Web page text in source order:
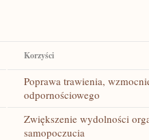
Korzyści
Poprawa trawienia,
odpornościowego
Zwiększenie wydolności
samopoczucia